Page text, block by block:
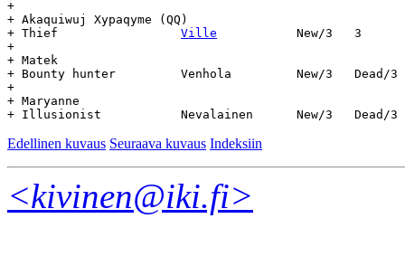
+
+ Akaquiwuj Xypaqyme (QQ)
Ville
+
+ Matek
+ Bounty hunter		Venhola		New/3	Dead/3	26.6.92	27.6.92	1
+
+ Maryanne
Edellinen kuvaus Seuraava kuvaus Indeksiin
<kivinen@iki.fi>